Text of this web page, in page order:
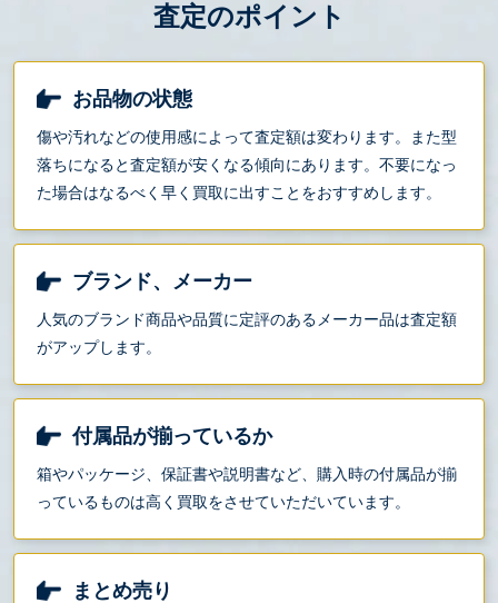
査定のポイント
お品物の状態
傷や汚れなどの使用感によって査定額は変わります。また型
落ちになると査定額が安くなる傾向にあります。不要になっ
た場合はなるべく早く買取に出すことをおすすめします。
ブランド、メーカー
人気のブランド商品や品質に定評のあるメーカー品は査定額
がアップします。
付属品が揃っているか
箱やパッケージ、保証書や説明書など、購入時の付属品が揃
っているものは高く買取をさせていただいています。
まとめ売り